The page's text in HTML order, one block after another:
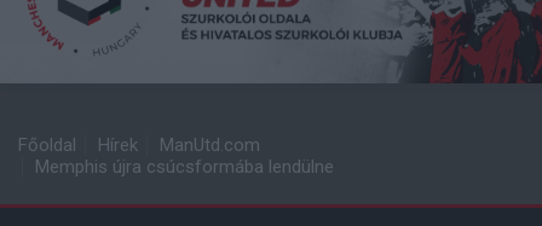
Főoldal Hírek
ManUtd.com
Memphis újra csúcsformába lendülne